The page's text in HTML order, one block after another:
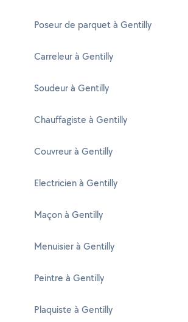
Poseur de parquet à Gentilly
Carreleur à Gentilly
Soudeur à Gentilly
Chauffagiste à Gentilly
Couvreur à Gentilly
Electricien à Gentilly
Maçon à Gentilly
Menuisier à Gentilly
Peintre à Gentilly
Plaquiste à Gentilly